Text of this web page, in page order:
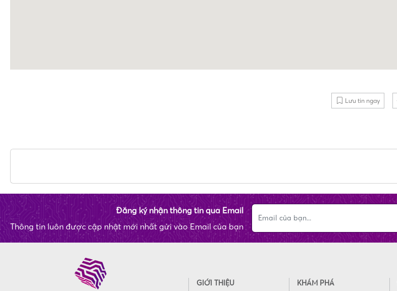
Lưu tin ngay
Đăng ký nhận thông tin qua Email
Thông tin luôn được cập nhật mới nhất gửi vào Email của bạn
GIỚI THIỆU
KHÁM PHÁ